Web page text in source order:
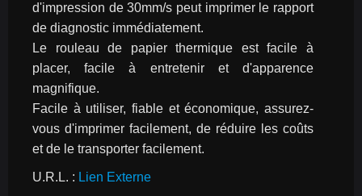
d'impression de 30mm/s peut imprimer le rapport
de diagnostic immédiatement.
Le rouleau de papier thermique est facile à
placer, facile à entretenir et d'apparence
magnifique.
Facile à utiliser, fiable et économique, assurez-
vous d'imprimer facilement, de réduire les coûts
et de le transporter facilement.
U.R.L. : Lien Externe